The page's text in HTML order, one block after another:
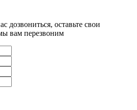
дозвониться, оставьте свои
вам перезвоним